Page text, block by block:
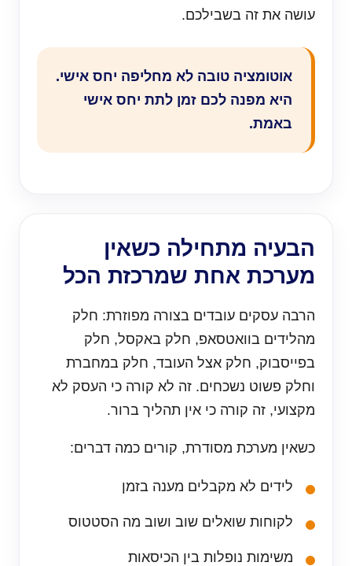
עושה את זה בשבילכם.
אוטומציה טובה לא מחליפה יחס אישי.
היא מפנה לכם זמן לתת יחס אישי
באמת.
הבעיה מתחילה כשאין
מערכת אחת שמרכזת הכל
הרבה עסקים עובדים בצורה מפוזרת: חלק
מהלידים בוואטסאפ, חלק באקסל, חלק
בפייסבוק, חלק אצל העובד, חלק במחברת
וחלק פשוט נשכחים. זה לא קורה כי העסק לא
מקצועי, זה קורה כי אין תהליך ברור.
כשאין מערכת מסודרת, קורים כמה דברים:
לידים לא מקבלים מענה בזמן
לקוחות שואלים שוב ושוב מה הסטטוס
משימות נופלות בין הכיסאות